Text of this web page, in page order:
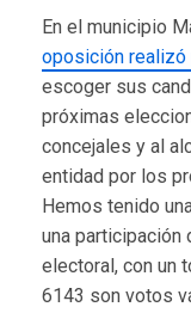
En el municipio
oposición realizó
escoger sus
próximas
concejales y al
entidad por los
Hemos tenido
una participación
electoral, con un
6143 son votos